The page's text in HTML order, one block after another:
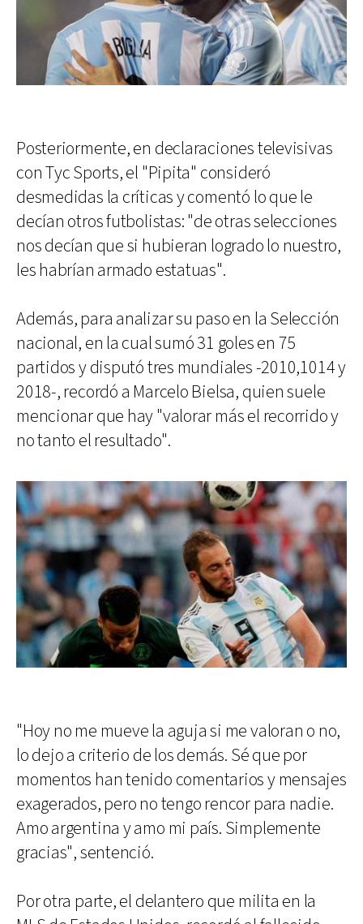
Posteriormente, en declaraciones televisivas
con Tyc Sports, el "Pipita" consideró
desmedidas la críticas y comentó lo que le
decían otros futbolistas: "de otras selecciones
nos decían que si hubieran logrado lo nuestro,
les habrían armado estatuas".
Además, para analizar su paso en la Selección
nacional, en la cual sumó 31 goles en 75
partidos y disputó tres mundiales -2010,1014 y
2018-, recordó a Marcelo Bielsa, quien suele
mencionar que hay "valorar más el recorrido y
no tanto el resultado".
"Hoy no me mueve la aguja si me valoran o no,
lo dejo a criterio de los demás. Sé que por
momentos han tenido comentarios y mensajes
exagerados, pero no tengo rencor para nadie.
Amo argentina y amo mi país. Simplemente
gracias", sentenció.
Por otra parte, el delantero que milita en la